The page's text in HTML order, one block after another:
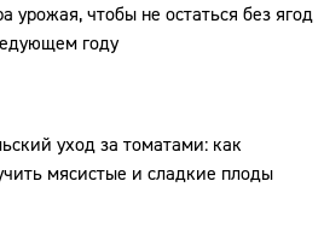
урожая, чтобы не остаться без ягод
году
уход за томатами: как
мясистые и сладкие плоды